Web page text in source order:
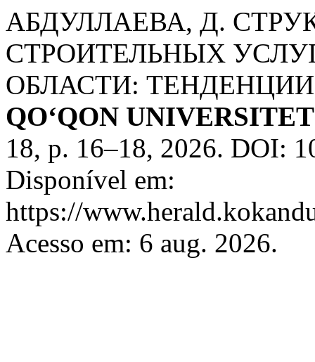
АБДУЛЛАЕВА, Д.
СТРОИТЕЛЬНЫХ
ОБЛАСТИ:
QO‘QON
18, p. 16–18, 2026. DOI:
Disponível em:
https://
Acesso em: 6 aug. 2026.